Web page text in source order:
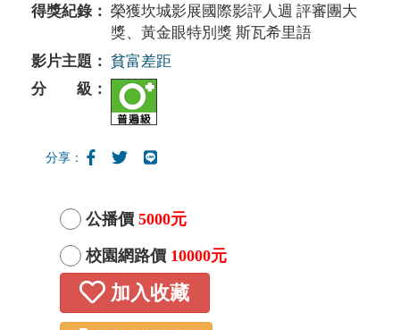
得獎紀錄： 榮獲坎城影展國際影評人週 評審團大
獎、黃金眼特別獎 斯瓦希里語
影片主題： 貧富差距
分 級：
分享：
公播價 5000元
校園網路價 10000元
加入收藏